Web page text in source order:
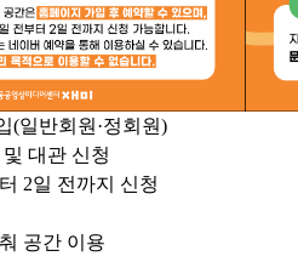
일반회원·정회원)
대관 신청
2일 전까지 신청
공간 이용